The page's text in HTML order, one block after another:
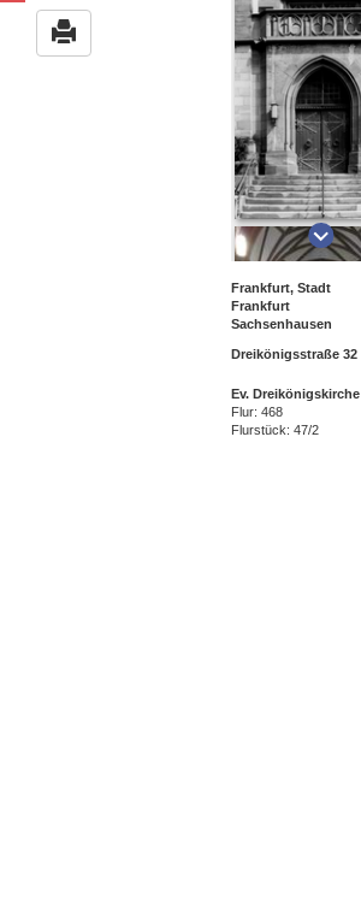
Frankfurt, Stadt
Frankfurt
Sachsenhausen
Dreikönigsstraße 32
Ev. Dreikönigskirche
Flur: 468
Flurstück: 47/2